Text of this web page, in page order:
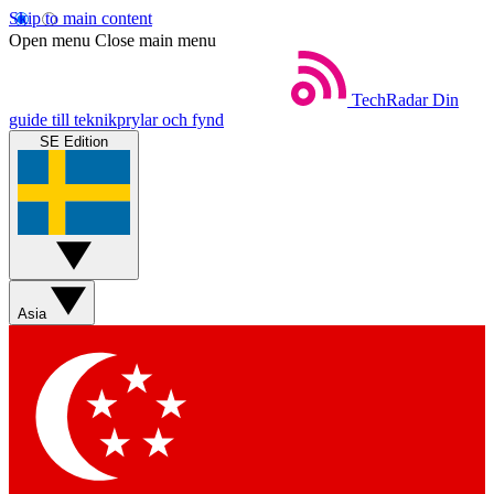
Skip to main content
Open menu Close main menu
TechRadar Din
guide till teknikprylar och fynd
SE Edition
Asia